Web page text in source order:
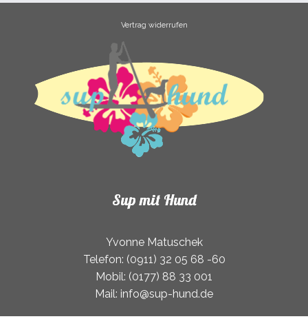
Vertrag widerrufen
Sup mit Hund
Yvonne Matuschek
Telefon: (0911) 32 05 68 -60
Mobil: (0177) 88 33 001
Mail: info@sup-hund.de